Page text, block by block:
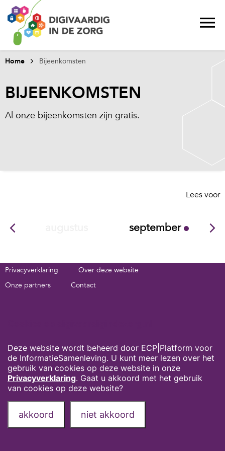
Home Bijeenkomsten
BIJEENKOMSTEN
Al onze bijeenkomsten zijn gratis.
Lees voor
september
Privacyverklaring
Over deze website
Onze partners
Contact
Deze website wordt beheerd door ECP|Platform voor
de InformatieSamenleving. U kunt meer lezen over het
gebruik van cookies op deze website in onze
Privacyverklaring. Gaat u akkoord met het gebruik
van cookies op deze website?
akkoord niet akkoord